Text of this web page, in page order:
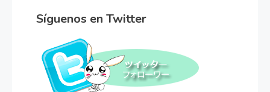
Síguenos en Twitter